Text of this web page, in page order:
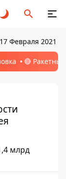
Февраля 2021
🔴
млрд